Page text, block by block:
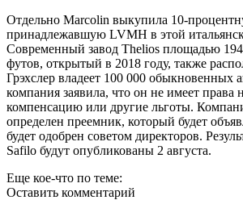
Отдельно Marcolin выкупила 10-
принадлежавшую LVMH в этой
Современный завод Thelios площадью
футов, открытый в 2018 году, также
Грэхслер владеет 100 000 обыкновенных
компания заявила, что он не имеет права
компенсацию или другие льготы.
определен преемник, который будет
будет одобрен советом директоров.
Safilo будут опубликованы 2 августа.
Еще кое-что по теме:
Оставить комментарий